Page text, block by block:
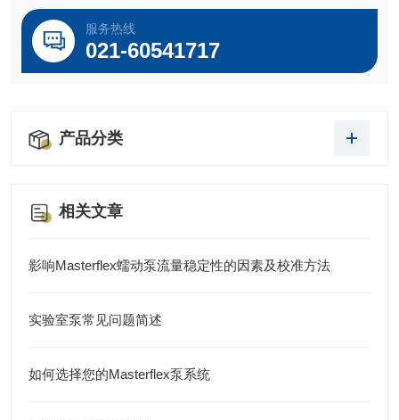
服务热线
021-60541717
产品分类
相关文章
影响Masterflex蠕动泵流量稳定性的因素及校准方法
实验室泵常见问题简述
如何选择您的Masterflex泵系统